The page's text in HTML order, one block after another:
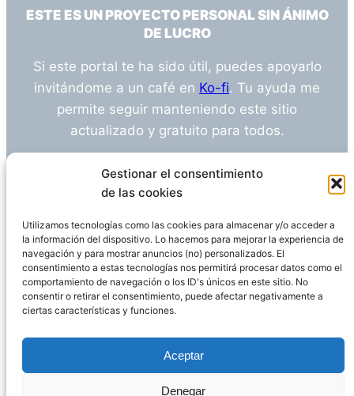
Gestionar el consentimiento
de las cookies
Utilizamos tecnologías como las cookies para almacenar y/o acceder a
la información del dispositivo. Lo hacemos para mejorar la experiencia de
navegación y para mostrar anuncios (no) personalizados. El
consentimiento a estas tecnologías nos permitirá procesar datos como el
comportamiento de navegación o los ID's únicos en este sitio. No
consentir o retirar el consentimiento, puede afectar negativamente a
ciertas características y funciones.
Aceptar
Denegar
ESTE ES UN PROYECTO PERSONAL SIN ÁNIMO
DE LUCRO
Si este portal te ha sido útil, puedes apoyarlo
invitándome a un café en Ko-fi. Tu ayuda me
permite seguir manteniendo este sitio
actualizado y gratuito para todos.
¿Tienes alguna duda o sugerencia? Escríbeme
info@empleosanitarioinvestigacion.es
Descargo de Responsabilidad
Declaración de Privacidad Política de cookies
WordPress